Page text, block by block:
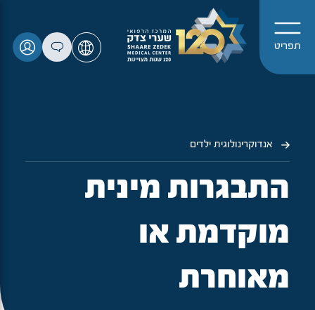
תפריט
אנדוקרינולוגית ילדים
התבגרות מינית
מוקדמת או
מאוחרת